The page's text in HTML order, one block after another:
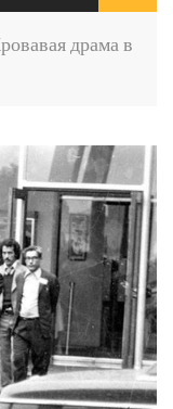
драма в